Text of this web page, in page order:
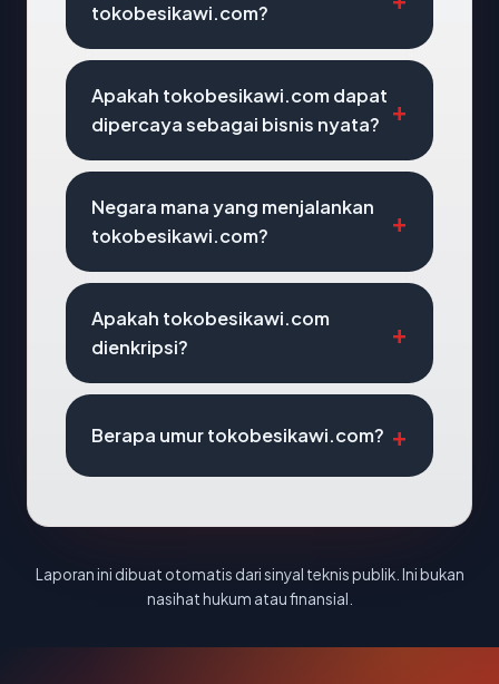
tokobesikawi.com?
Apakah tokobesikawi.com dapat
dipercaya sebagai bisnis nyata?
Negara mana yang menjalankan
tokobesikawi.com?
Apakah tokobesikawi.com
dienkripsi?
Berapa umur tokobesikawi.com?
Laporan ini dibuat otomatis dari sinyal teknis publik. Ini bukan
nasihat hukum atau finansial.